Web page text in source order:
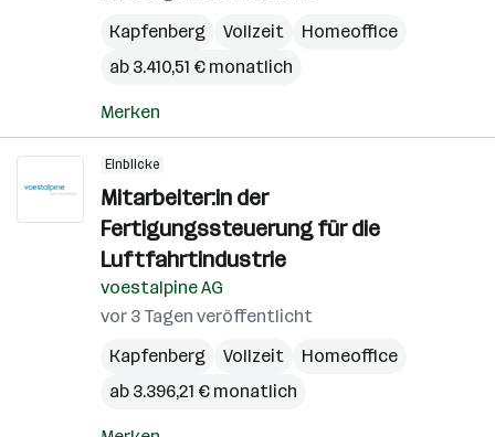
Kapfenberg
Vollzeit
Homeoffice
ab 3.410,51 € monatlich
Merken
Einblicke
Mitarbeiter:in der
Fertigungssteuerung für die
Luftfahrtindustrie
voestalpine AG
vor 3 Tagen veröffentlicht
Kapfenberg
Vollzeit
Homeoffice
ab 3.396,21 € monatlich